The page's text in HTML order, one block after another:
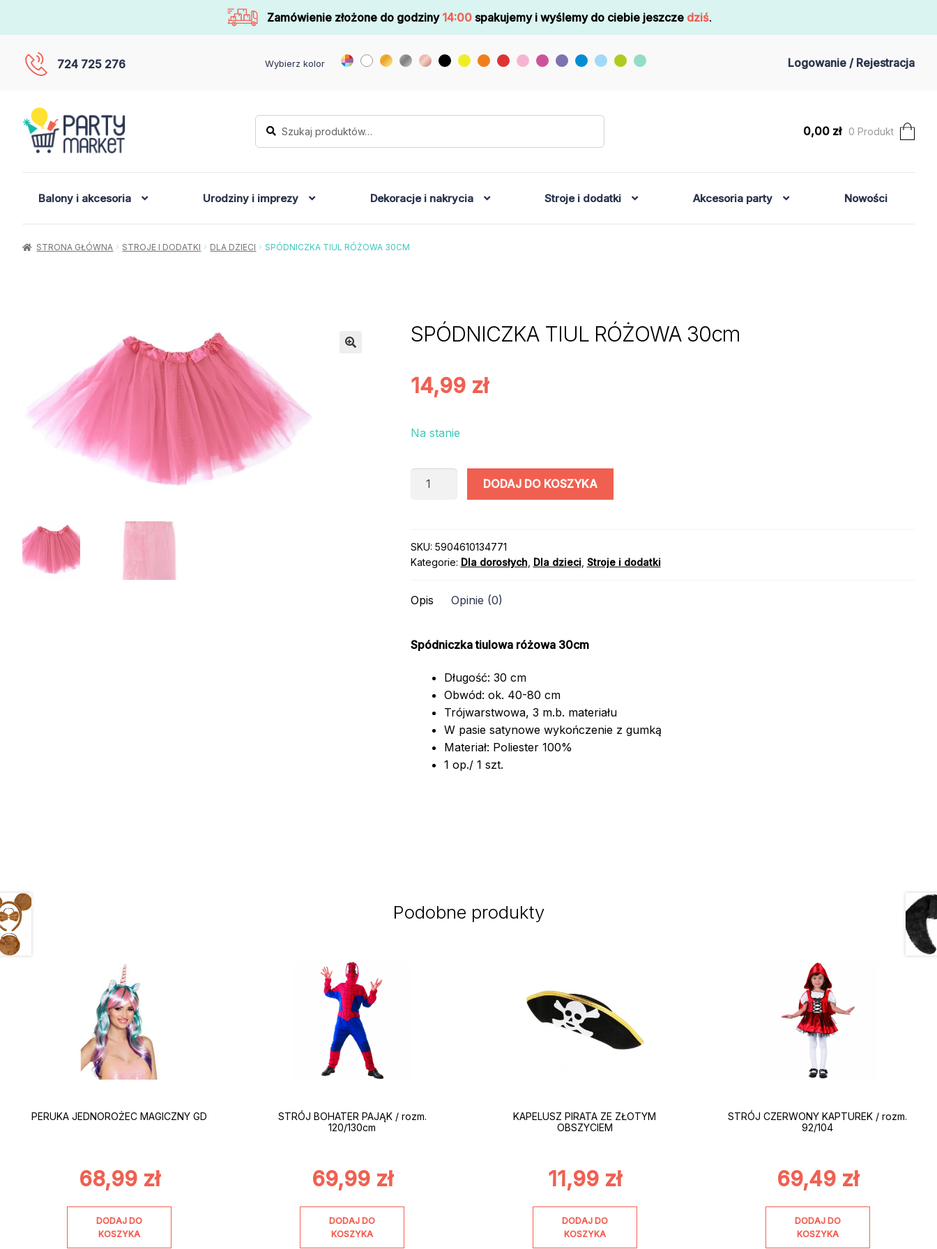
Zamówienie złożone do godziny 14:00 spakujemy i wyślemy do ciebie jeszcze dziś.
724 725 276 Wybierz kolor Logowanie / Rejestracja
Szukaj:
Szukaj
0,00 zł 0 Produkt
Balony i akcesoria Urodziny i imprezy Dekoracje i nakrycia Stroje i dodatki Akcesoria party Nowości
STRONA GŁÓWNA STROJE I DODATKI DLA DZIECI SPÓDNICZKA TIUL RÓŻOWA 30CM
SPÓDNICZKA TIUL RÓŻOWA 30cm
14,99 zł
Na stanie
ilość
30cm
DODAJ DO KOSZYKA
SKU: 5904610134771
Kategorie: Dla dorosłych, Dla dzieci, Stroje i dodatki
Opis Opinie (0)
Spódniczka tiulowa różowa 30cm
Długość: 30 cm
Obwód: ok. 40-80 cm
Trójwarstwowa, 3 m.b. materiału
W pasie satynowe wykończenie z gumką
Materiał: Poliester 100%
1 op./ 1 szt.
Podobne produkty
PERUKA JEDNOROŻEC MAGICZNY GD
68,99 zł
DODAJ DO
KOSZYKA
STRÓJ BOHATER PAJĄK / rozm.
120/130cm
69,99 zł
DODAJ DO
KOSZYKA
KAPELUSZ PIRATA ZE ZŁOTYM
OBSZYCIEM
11,99 zł
DODAJ DO
KOSZYKA
STRÓJ CZERWONY KAPTUREK / rozm.
92/104
69,49 zł
DODAJ DO
KOSZYKA